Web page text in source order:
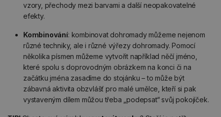
vzory, přechody mezi barvami a další neopakovatelné
efekty.
Kombinování: kombinovat dohromady můžeme nejenom
různé techniky, ale i různé výřezy dohromady. Pomocí
několika písmen můžeme vytvořit například něčí jméno,
které spolu s doprovodným obrázkem na konci či na
začátku jména zasadíme do stojánku – to může být
zábavná aktivita obzvlášť pro malé umělce, kteří si pak
vystaveným dílem můžou třeba „podepsat“ svůj pokojíček.